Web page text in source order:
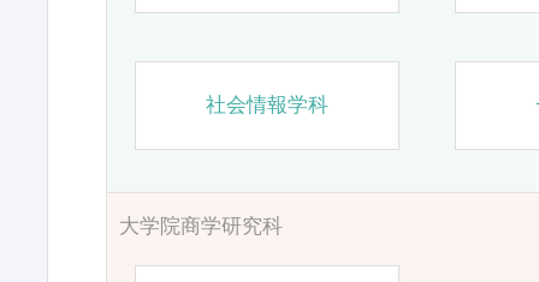
社会情報学科
大学院商学研究科